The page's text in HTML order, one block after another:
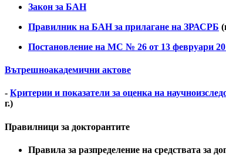
Закон за БАН
Правилник на БАН за прилагане на ЗРАСРБ
Постановление на МС № 26 от 13 февруари
Вътрешноакадемични актове
- Критерии и показатели за оценка на
г.)
Правилници за докторантите
Правила за разпределение на средствата за